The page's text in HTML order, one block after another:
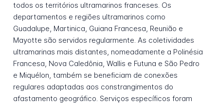
todos os territórios ultramarinos franceses. Os
departamentos e regiões ultramarinos como
Guadalupe, Martinica, Guiana Francesa, Reunião e
Mayotte são servidos regularmente. As coletividades
ultramarinas mais distantes, nomeadamente a Polinésia
Francesa, Nova Caledônia, Wallis e Futuna e São Pedro
e Miquélon, também se beneficiam de conexões
regulares adaptadas aos constrangimentos do
afastamento geográfico. Serviços específicos foram